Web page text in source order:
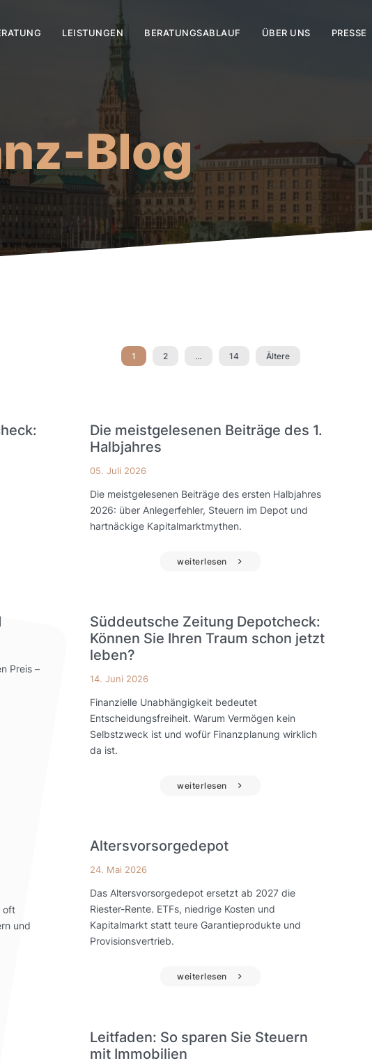
LEISTUNGEN BERATUNGSABLAUF ÜBER UNS PRESSE
Blog
1 2 … 14 Ältere
Die meistgelesenen Beiträge des 1.
Halbjahres
05. Juli 2026
Die meistgelesenen Beiträge des ersten Halbjahres
2026: über Anlegerfehler, Steuern im Depot und
hartnäckige Kapitalmarktmythen.
weiterlesen
Preis –
Süddeutsche Zeitung Depotcheck:
Können Sie Ihren Traum schon jetzt
leben?
14. Juni 2026
Finanzielle Unabhängigkeit bedeutet
Entscheidungsfreiheit. Warum Vermögen kein
Selbstzweck ist und wofür Finanzplanung wirklich
da ist.
weiterlesen
oft
und
Altersvorsorgedepot
24. Mai 2026
Das Altersvorsorgedepot ersetzt ab 2027 die
Riester-Rente. ETFs, niedrige Kosten und
Kapitalmarkt statt teure Garantieprodukte und
Provisionsvertrieb.
weiterlesen
Leitfaden: So sparen Sie Steuern
mit Immobilien